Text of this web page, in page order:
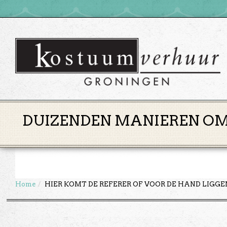
DUIZENDEN MANIEREN
Home HIER KOMT DE REFERER OF VOOR DE HAND